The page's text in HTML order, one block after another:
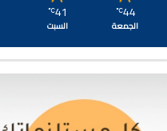
44
℃
الجمعة
41
℃
السبت